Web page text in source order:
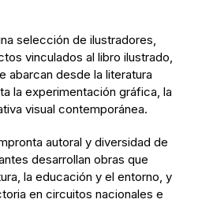
selección de ilustradores,
vinculados al libro ilustrado,
abarcan desde la literatura
la experimentación gráfica, la
visual contemporánea.
autoral y diversidad de
desarrollan obras que
la educación y el entorno, y
en circuitos nacionales e